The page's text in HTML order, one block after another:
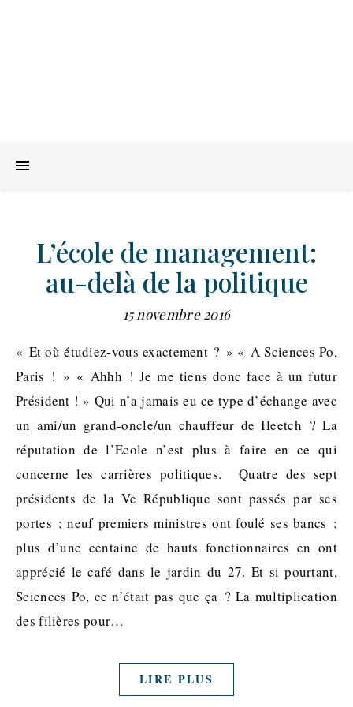
L’école de management:
au-delà de la politique
15 novembre 2016
« Et où étudiez-vous exactement ? » « A Sciences Po,
Paris ! » « Ahhh ! Je me tiens donc face à un futur
Président ! » Qui n’a jamais eu ce type d’échange avec
un ami/un grand-oncle/un chauffeur de Heetch ? La
réputation de l’Ecole n’est plus à faire en ce qui
concerne les carrières politiques. Quatre des sept
présidents de la Ve République sont passés par ses
portes ; neuf premiers ministres ont foulé ses bancs ;
plus d’une centaine de hauts fonctionnaires en ont
apprécié le café dans le jardin du 27. Et si pourtant,
Sciences Po, ce n’était pas que ça ? La multiplication
des filières pour…
LIRE PLUS